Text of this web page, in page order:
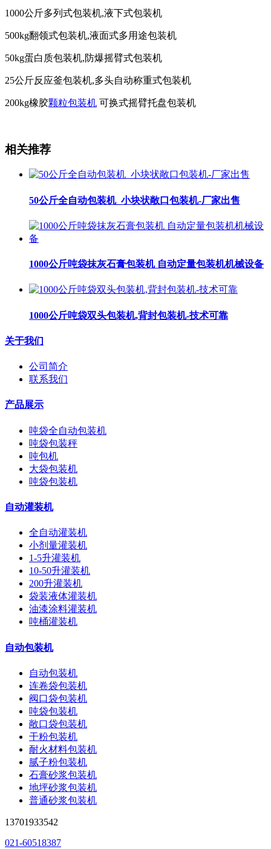
1000公斤多列式包装机,液下式包装机
500kg翻领式包装机,液面式多用途包装机
50kg蛋白质包装机,防爆摇臂式包装机
25公斤反应釜包装机,多头自动称重式包装机
200kg橡胶颗粒包装机 可换式摇臂托盘包装机
相关推荐
50公斤全自动包装机_小块状敞口包装机-厂家出售
1000公斤吨袋抹灰石膏包装机 自动定量包装机机械设备
1000公斤吨袋双头包装机,背封包装机-技术可靠
关于我们
公司简介
联系我们
产品展示
吨袋全自动包装机
吨袋包装秤
吨包机
大袋包装机
吨袋包装机
自动灌装机
全自动灌装机
小剂量灌装机
1-5升灌装机
10-50升灌装机
200升灌装机
袋装液体灌装机
油漆涂料灌装机
吨桶灌装机
自动包装机
自动包装机
连卷袋包装机
阀口袋包装机
吨袋包装机
敞口袋包装机
干粉包装机
耐火材料包装机
腻子粉包装机
石膏砂浆包装机
地坪砂浆包装机
普通砂浆包装机
13701933542
021-60518387